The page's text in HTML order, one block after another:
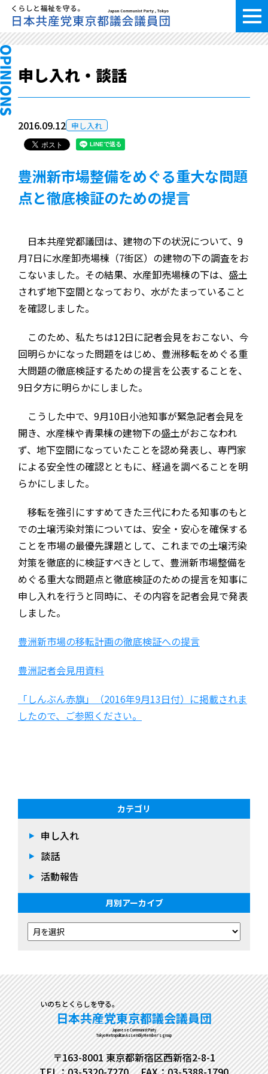
申し入れ・談話
2016.09.12 申し入れ
豊洲新市場整備をめぐる重大な問題
点と徹底検証のための提言
日本共産党都議団は、建物の下の状況について、 9
月7日に水産卸売場棟（7街区）の建物の下の調査をお
こないました。その結果、水産卸売場棟の下は、盛土
されず地下空間となっており、水がたまっていること
を確認しました。
このため、私たちは12日に記者会見をおこない、今
回明らかになった問題をはじめ、豊洲移転をめぐる重
大問題の徹底検証するための提言を公表することを、
9日夕方に明らかにしました。
こうした中で、 9月10日小池知事が緊急記者会見を
開き、水産棟や青果棟の建物下の盛土がおこなわれ
ず、地下空間になっていたことを認め発表し、専門家
による安全性の確認とともに、経過を調べることを明
らかにしました。
移転を強引にすすめてきた三代にわたる知事のもと
での土壌汚染対策については、安全・安心を確保する
ことを市場の最優先課題として、これまでの土壌汚染
対策を徹底的に検証すべきとして、豊洲新市場整備を
めぐる重大な問題点と徹底検証のための提言を知事に
申し入れを行うと同時に、その内容を記者会見で発表
しました。
豊洲新市場の移転計画の徹底検証への提言
豊洲記者会見用資料
「しんぶん赤旗」（2016年9月13日付）に掲載されま
したので、ご参照ください。
カテゴリ
申し入れ
談話
活動報告
月別アーカイブ
いのちとくらしを守る。
日本共産党東京都議会議員団
Japanese Communist Party
Tokyo Metropolitan Assembly Member's group
〒163-8001 東京都新宿区西新宿2-8-1